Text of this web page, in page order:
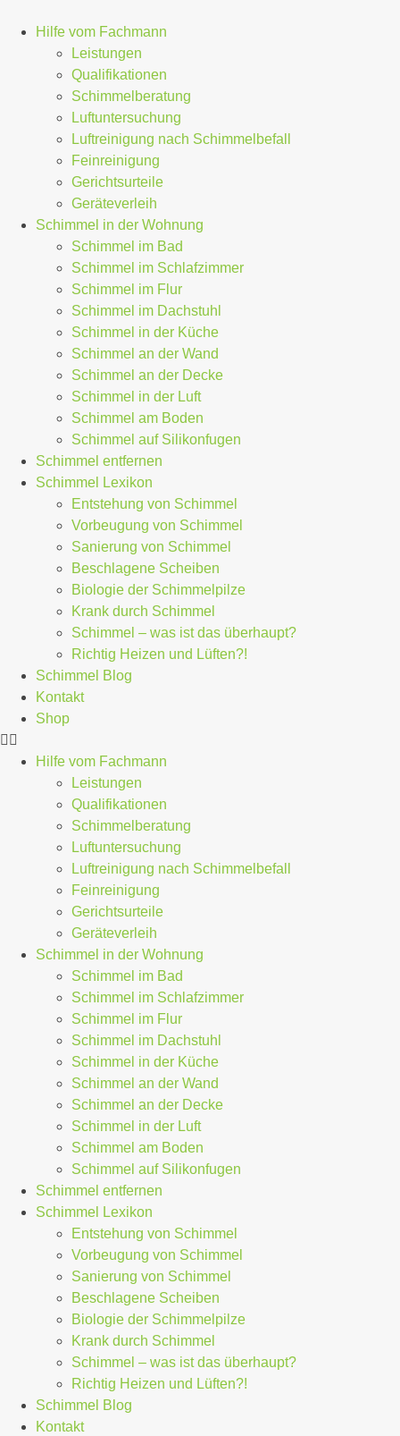
Hilfe vom Fachmann
Leistungen
Qualifikationen
Schimmelberatung
Luftuntersuchung
Luftreinigung nach Schimmelbefall
Feinreinigung
Gerichtsurteile
Geräteverleih
Schimmel in der Wohnung
Schimmel im Bad
Schimmel im Schlafzimmer
Schimmel im Flur
Schimmel im Dachstuhl
Schimmel in der Küche
Schimmel an der Wand
Schimmel an der Decke
Schimmel in der Luft
Schimmel am Boden
Schimmel auf Silikonfugen
Schimmel entfernen
Schimmel Lexikon
Entstehung von Schimmel
Vorbeugung von Schimmel
Sanierung von Schimmel
Beschlagene Scheiben
Biologie der Schimmelpilze
Krank durch Schimmel
Schimmel – was ist das überhaupt?
Richtig Heizen und Lüften?!
Schimmel Blog
Kontakt
Shop
Hilfe vom Fachmann
Leistungen
Qualifikationen
Schimmelberatung
Luftuntersuchung
Luftreinigung nach Schimmelbefall
Feinreinigung
Gerichtsurteile
Geräteverleih
Schimmel in der Wohnung
Schimmel im Bad
Schimmel im Schlafzimmer
Schimmel im Flur
Schimmel im Dachstuhl
Schimmel in der Küche
Schimmel an der Wand
Schimmel an der Decke
Schimmel in der Luft
Schimmel am Boden
Schimmel auf Silikonfugen
Schimmel entfernen
Schimmel Lexikon
Entstehung von Schimmel
Vorbeugung von Schimmel
Sanierung von Schimmel
Beschlagene Scheiben
Biologie der Schimmelpilze
Krank durch Schimmel
Schimmel – was ist das überhaupt?
Richtig Heizen und Lüften?!
Schimmel Blog
Kontakt